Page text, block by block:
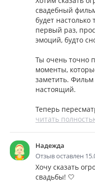
свадебный
будет настолько
первый раз,
эмоций, будто
Ты очень точно
моменты,
заметить.
настоящий.
Теперь
читать
Надежда
Отзыв оставлен
Хочу сказать
свадьбы! 🤍